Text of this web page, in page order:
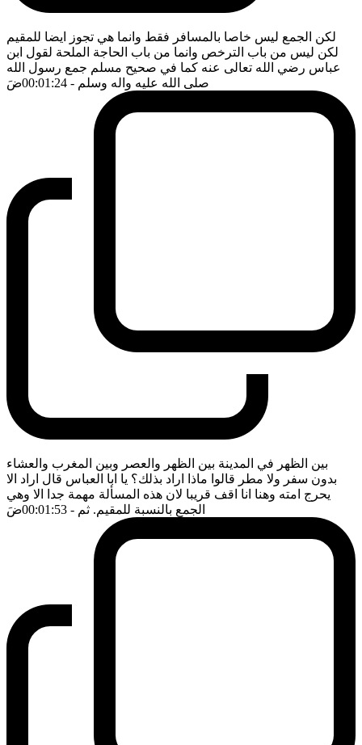
لكن الجمع ليس خاصا بالمسافر فقط وانما هي تجوز ايضا للمقيم
لكن ليس من باب الترخص وانما من باب الحاجة الملحة لقول ابن
عباس رضي الله تعالى عنه كما في صحيح مسلم جمع رسول الله
صلى الله عليه واله وسلم - 00:01:24 ضَ
بين الظهر في المدينة بين الظهر والعصر وبين المغرب والعشاء
بدون سفر ولا مطر قالوا ماذا اراد بذلك؟ يا ابا العباس قال اراد الا
يحرج امته وهنا انا اقف قريبا لان هذه المسألة مهمة جدا الا وهي
الجمع بالنسبة للمقيم. ثم - 00:01:53 ضَ